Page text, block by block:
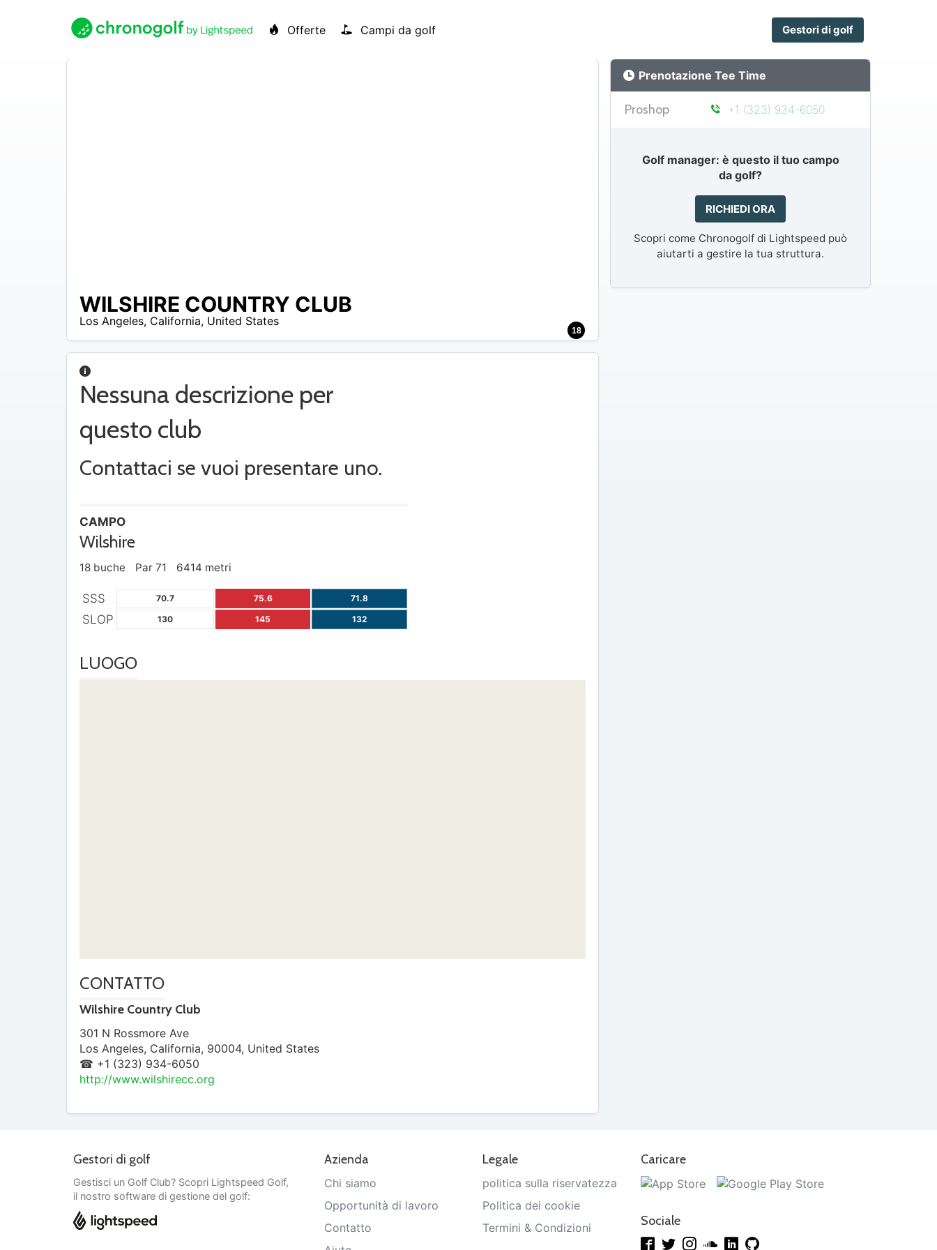
Offerte Campi da golf Gestori di golf
18
WILSHIRE COUNTRY CLUB
Los Angeles, California, United States
Nessuna descrizione per
questo club
Contattaci se vuoi presentare uno.
CAMPO
Wilshire
18 buche Par 71 6414 metri
SSS 70.7 75.6 71.8
SLOP 130 145 132
LUOGO
CONTATTO
Wilshire Country Club
301 N Rossmore Ave
Los Angeles, California, 90004, United States
☎ +1 (323) 934-6050
http://www.wilshirecc.org
Prenotazione Tee Time
Proshop +1 (323) 934-6050
Golf manager: è questo il tuo campo
da golf?
RICHIEDI ORA
Scopri come Chronogolf di Lightspeed può
aiutarti a gestire la tua struttura.
Gestori di golf
Gestisci un Golf Club? Scopri Lightspeed Golf,
il nostro software di gestione del golf:
Azienda
Chi siamo
Opportunità di lavoro
Contatto
Legale
politica sulla riservatezza
Politica dei cookie
Termini & Condizioni
Caricare
Sociale